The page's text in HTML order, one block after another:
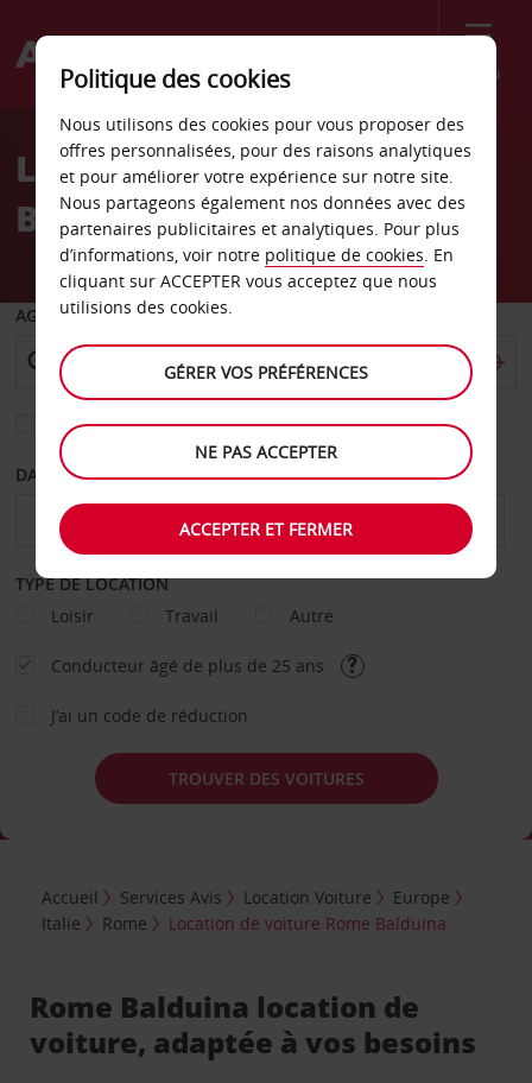
Menu
Welcome
AvisLocation de voiture Rome
Balduina
AGENCE DE DÉPART
Sélectionnez une autre agence de retour
DATE DE DÉPART DATE DE RETOUR
TYPE DE LOCATION
Loisir
Travail Autre
Conducteur âgé de plus de 25 ans
J’ai un code de réduction
TROUVER DES VOITURES
Accueil Services Avis Location Voiture
Europe
Italie
Rome Location de voiture Rome Balduina
Rome Balduina location de
voiture, adaptée à vos besoins
Politique des cookies
Nous utilisons des cookies pour vous proposer des
offres personnalisées, pour des raisons analytiques
et pour améliorer votre expérience sur notre site.
Nous partageons également nos données avec des
partenaires publicitaires et analytiques. Pour plus
d’informations, voir notre politique de cookies. En
cliquant sur ACCEPTER vous acceptez que nous
utilisions des cookies.
GÉRER VOS PRÉFÉRENCES
NE PAS ACCEPTER
ACCEPTER ET FERMER